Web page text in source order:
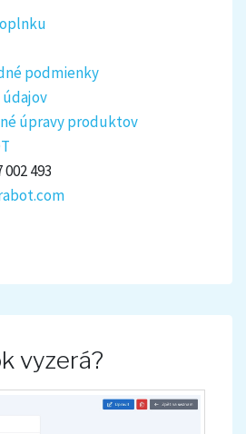
podmienky
údajov
úpravy produktov
002 493
vyzerá?